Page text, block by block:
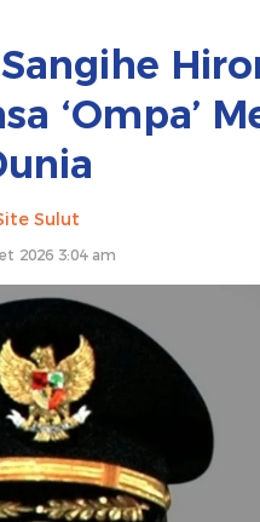
‘Ompa’
Sulut
2026 3:04 am